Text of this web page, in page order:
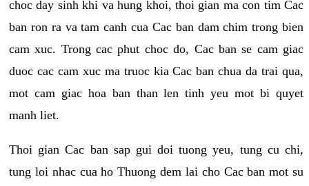
choc day sinh khi va hung khoi, thoi gian ma con tim Cac
ban ron ra va tam canh cua Cac ban dam chim trong bien
cam xuc. Trong cac phut choc do, Cac ban se cam giac
duoc cac cam xuc ma truoc kia Cac ban chua da trai qua,
mot cam giac hoa ban than len tinh yeu mot bi quyet
manh liet.
Thoi gian Cac ban sap gui doi tuong yeu, tung cu chi,
tung loi nhac cua ho Thuong dem lai cho Cac ban mot su